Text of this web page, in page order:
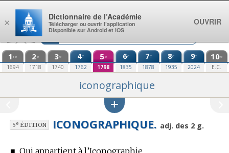
Aller au contenu
1 re
1694
2e
1718
3e
1740
4e
1762
5e
1798
6e
1835
7e
1878
8e
1935
9e
2024
10e
E.C.
iconographique
5eÉDITION ICONOGRAPHIQUE. adj. des 2 g.
×
Dictionnaire de l’Académie
Télécharger ou ouvrir l’application
Disponible sur Android et iOS
OUVRIR